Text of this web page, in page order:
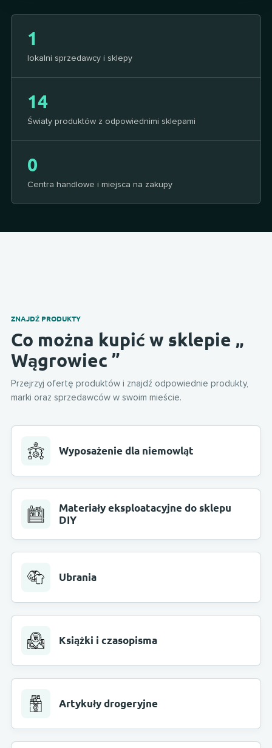
1
lokalni sprzedawcy i sklepy
14
Światy produktów z odpowiednimi sklepami
0
Centra handlowe i miejsca na zakupy
ZNAJDŹ PRODUKTY
Co można kupić w sklepie „
Wągrowiec ”
Przejrzyj ofertę produktów i znajdź odpowiednie produkty,
marki oraz sprzedawców w swoim mieście.
Wyposażenie dla niemowląt
Materiały eksploatacyjne do sklepu
DIY
Ubrania
Książki i czasopisma
Artykuły drogeryjne